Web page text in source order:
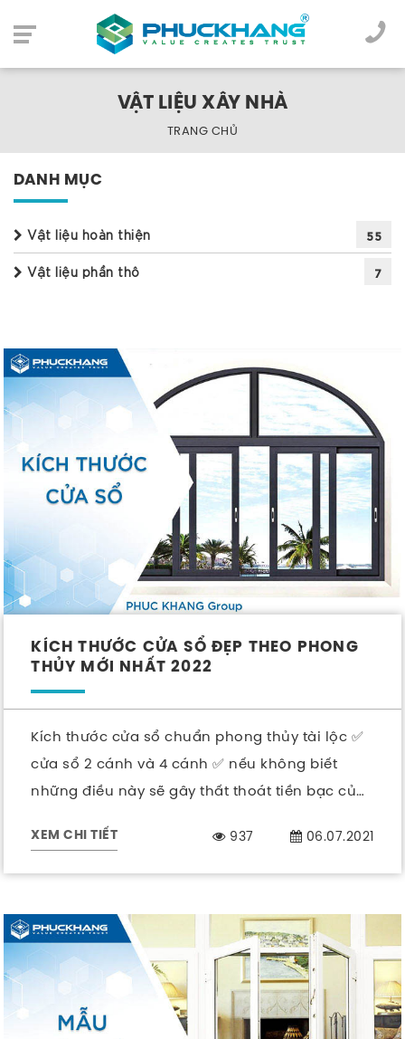
VẬT LIỆU XÂY NHÀ
TRANG CHỦ
DANH MỤC
Vật liệu hoàn thiện 55
Vật liệu phần thô 7
KÍCH THƯỚC CỬA SỔ ĐẸP THEO PHONG
THỦY MỚI NHẤT 2022
Kích thước cửa sổ chuẩn phong thủy tài lộc ✅
cửa sổ 2 cánh và 4 cánh ✅ nếu không biết
những điều này sẽ gây thất thoát tiền bạc của
XEM CHI TIẾT 937 06.07.2021